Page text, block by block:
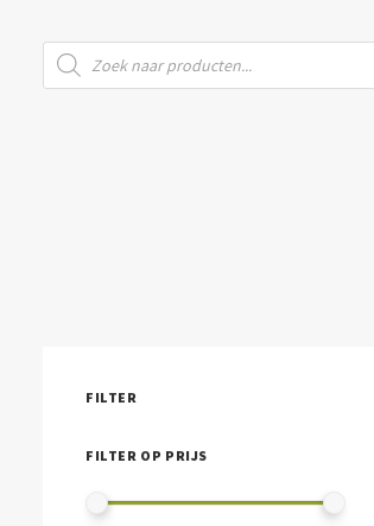
Producten
zoeken
FILTER
FILTER OP PRIJS